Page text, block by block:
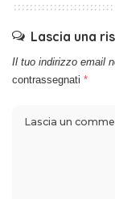
Lascia una
Il tuo indirizzo email
contrassegnati *